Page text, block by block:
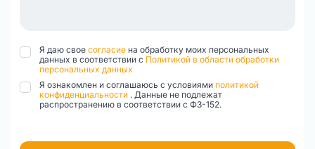
Я даю свое согласие на обработку моих персональных
данных в соответствии с Политикой в области обработки
персональных данных
Я ознакомлен и соглашаюсь с условиями политикой
конфиденциальности . Данные не подлежат
распространению в соответствии с ФЗ-152.